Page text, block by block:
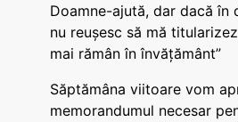
Doamne-ajută, dar dacă în
nu reușesc să mă
mai rămân în învățământ”
Săptămâna viitoare vom
memorandumul necesar